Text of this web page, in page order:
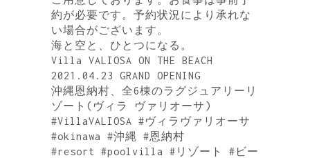
約が必要です。予約状況により承れな
い場合がございます。
海と空と、ひとつになる。
Villa VALIOSA ON THE BEACH
2021.04.23 GRAND OPENING
沖縄恩納村、全6棟のラグジュアリーリ
ゾート(ヴィラ ヴァリオーサ)
#VillaVALIOSA #ヴィラヴァリオーサ
#okinawa #沖縄 #恩納村
#resort #poolvilla #リゾート #ビー